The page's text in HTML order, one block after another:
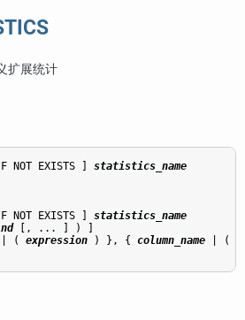
扩展统计
NOT EXISTS ] statistics_name
NOT EXISTS ] statistics_name
[, ... ] ) ]
| ( expression ) }, { column_name | (